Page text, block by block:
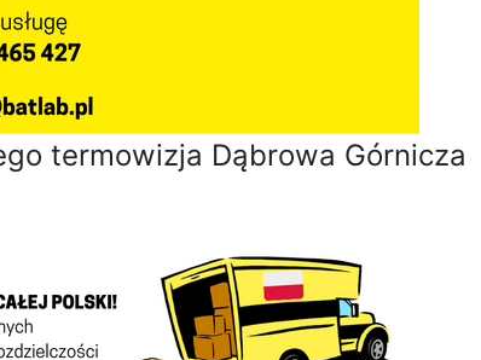
termowizja Dąbrowa Górnicza